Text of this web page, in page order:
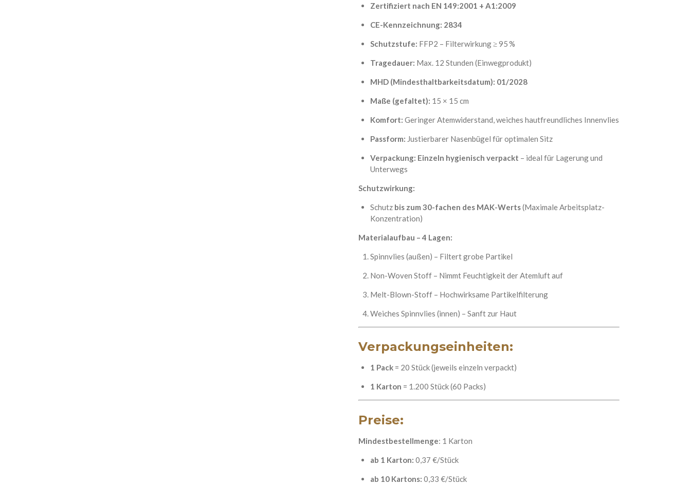
Zertifiziert nach EN 149:2001 + A1:2009
CE-Kennzeichnung: 2834
Schutzstufe: FFP2 – Filterwirkung ≥ 95 %
Tragedauer: Max. 12 Stunden (Einwegprodukt)
MHD (Mindesthaltbarkeitsdatum): 01/2028
Maße (gefaltet): 15 × 15 cm
Komfort: Geringer Atemwiderstand, weiches hautfreundliches Innenvlies
Passform: Justierbarer Nasenbügel für optimalen Sitz
Verpackung: Einzeln hygienisch verpackt – ideal für Lagerung und
Unterwegs
Schutzwirkung:
Schutz bis zum 30-fachen des MAK-Werts(Maximale Arbeitsplatz-
Konzentration)
Materialaufbau – 4 Lagen:
Spinnvlies (außen) – Filtert grobe Partikel
Non-Woven Stoff – Nimmt Feuchtigkeit der Atemluft auf
Melt-Blown-Stoff – Hochwirksame Partikelfilterung
Weiches Spinnvlies (innen) – Sanft zur Haut
Verpackungseinheiten:
1 Pack= 20 Stück (jeweils einzeln verpackt)
1 Karton = 1.200 Stück (60 Packs)
Preise:
Mindestbestellmenge: 1 Karton
ab 1 Karton: 0,37 €/Stück
ab 10 Kartons: 0,33 €/Stück